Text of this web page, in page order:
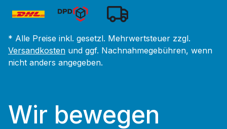
* Alle Preise inkl. gesetzl. Mehrwertsteuer zzgl.
Versandkosten und ggf. Nachnahmegebühren, wenn
nicht anders angegeben.
Wir bewegen